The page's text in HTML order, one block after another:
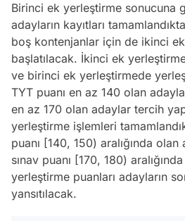
Birinci ek yerleştirme sonucuna
adayların kayıtları
boş kontenjanlar için de ikinci
başlatılacak. İkinci ek
ve birinci ek yerleştirmede
TYT puanı en az 140 olan
en az 170 olan adaylar tercih
yerleştirme işlemleri
puanı [140, 150) aralığında
sınav puanı [170, 180)
yerleştirme puanları adayların
yansıtılacak.